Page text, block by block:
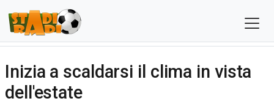
Inizia a scaldarsi il clima in vista
dell'estate